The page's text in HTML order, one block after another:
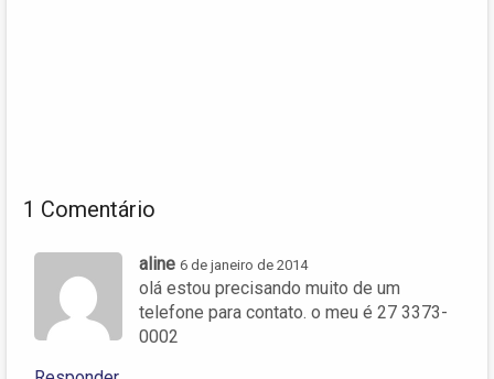
1 Comentário
aline 6 de janeiro de 2014
olá estou precisando muito de um
telefone para contato. o meu é 27 3373-
0002